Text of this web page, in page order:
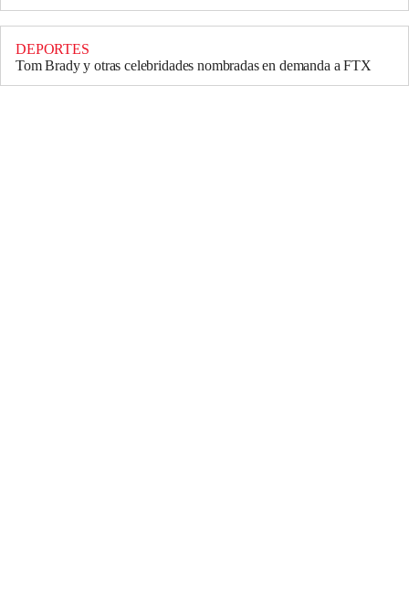
DEPORTES
Tom Brady y otras celebridades nombradas en demanda a FTX